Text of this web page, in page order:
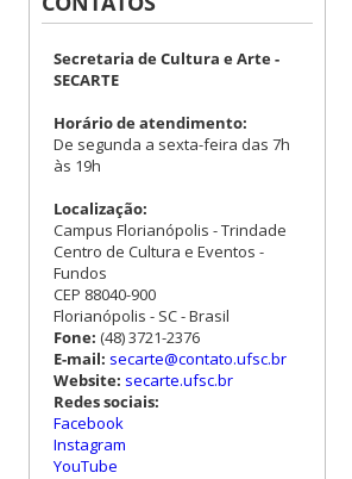
Secretaria de Cultura e Arte -
SECARTE
Horário de atendimento:
De segunda a sexta-feira das 7h
às 19h
Localização:
Campus Florianópolis - Trindade
Centro de Cultura e Eventos -
Fundos
CEP 88040-900
Florianópolis - SC - Brasil
Fone: (48) 3721-2376
E-mail: secarte@contato.ufsc.br
Website: secarte.ufsc.br
Redes sociais:
Facebook
Instagram
YouTube